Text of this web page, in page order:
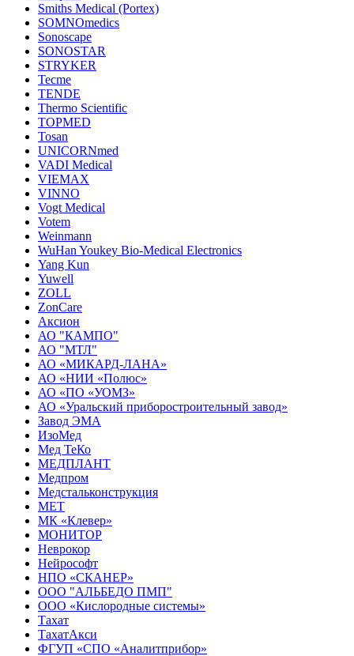
Smiths Medical (Portex)
SOMNOmedics
Sonoscape
SONOSTAR
STRYKER
Tecme
TENDE
Thermo Scientific
TOPMED
Tosan
UNICORNmed
VADI Medical
VIEMAX
VINNO
Vogt Medical
Votem
Weinmann
WuHan Youkey Bio-Medical Electronics
Yang Kun
Yuwell
ZOLL
ZonCare
Аксион
АО "КАМПО"
АО "МТЛ"
АО «МИКАРД-ЛАНА»
АО «НИИ «Полюс»
АО «ПО «УОМЗ»
АО «Уральский приборостроительный завод»
Завод ЭМА
ИзоМед
Мед ТеКо
МЕДПЛАНТ
Медпром
Медстальконструкция
МЕТ
МК «Клевер»
МОНИТОР
Неврокор
Нейрософт
НПО «СКАНЕР»
ООО "АЛЬБЕДО ПМП"
ООО «Кислородные системы»
Тахат
ТахатАкси
ФГУП «СПО «Аналитприбор»